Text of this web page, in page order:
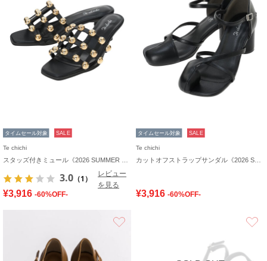
タイムセール対象 SALE
Te chichi
3.0 （1）
レビュー
を見る
¥3,916 -60%OFF-
タイムセール対象 SALE
Te chichi
¥3,916 -60%OFF-